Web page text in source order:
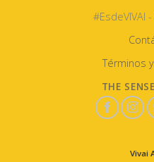
#EsdeVIVAI
Términos
THE
Vivai